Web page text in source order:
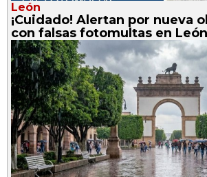
León
¡Cuidado! Alertan por nueva
con falsas fotomultas en León